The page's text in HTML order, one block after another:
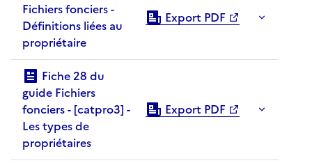
Fichiers fonciers -
Définitions liées au
propriétaire
Export PDF
guide Fichiers
fonciers - [catpro3] -
Les types de
propriétaires
Export PDF